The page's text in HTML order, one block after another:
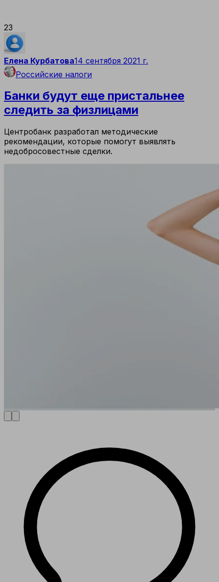
23
Елена Курбатова14 сентября 2021 г.
Российские налоги
Банки будут еще пристальнее
следить за физлицами
Центробанк разработал методические
рекомендации, которые помогут выявлять
недобросовестные сделки.